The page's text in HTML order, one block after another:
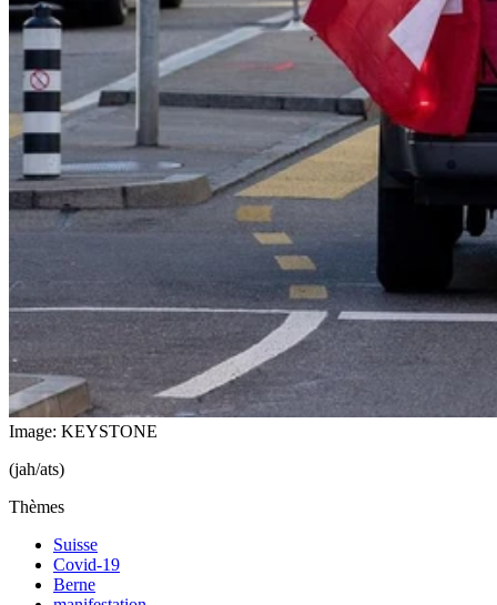
Image: KEYSTONE
(jah/ats)
Thèmes
Suisse
Covid-19
Berne